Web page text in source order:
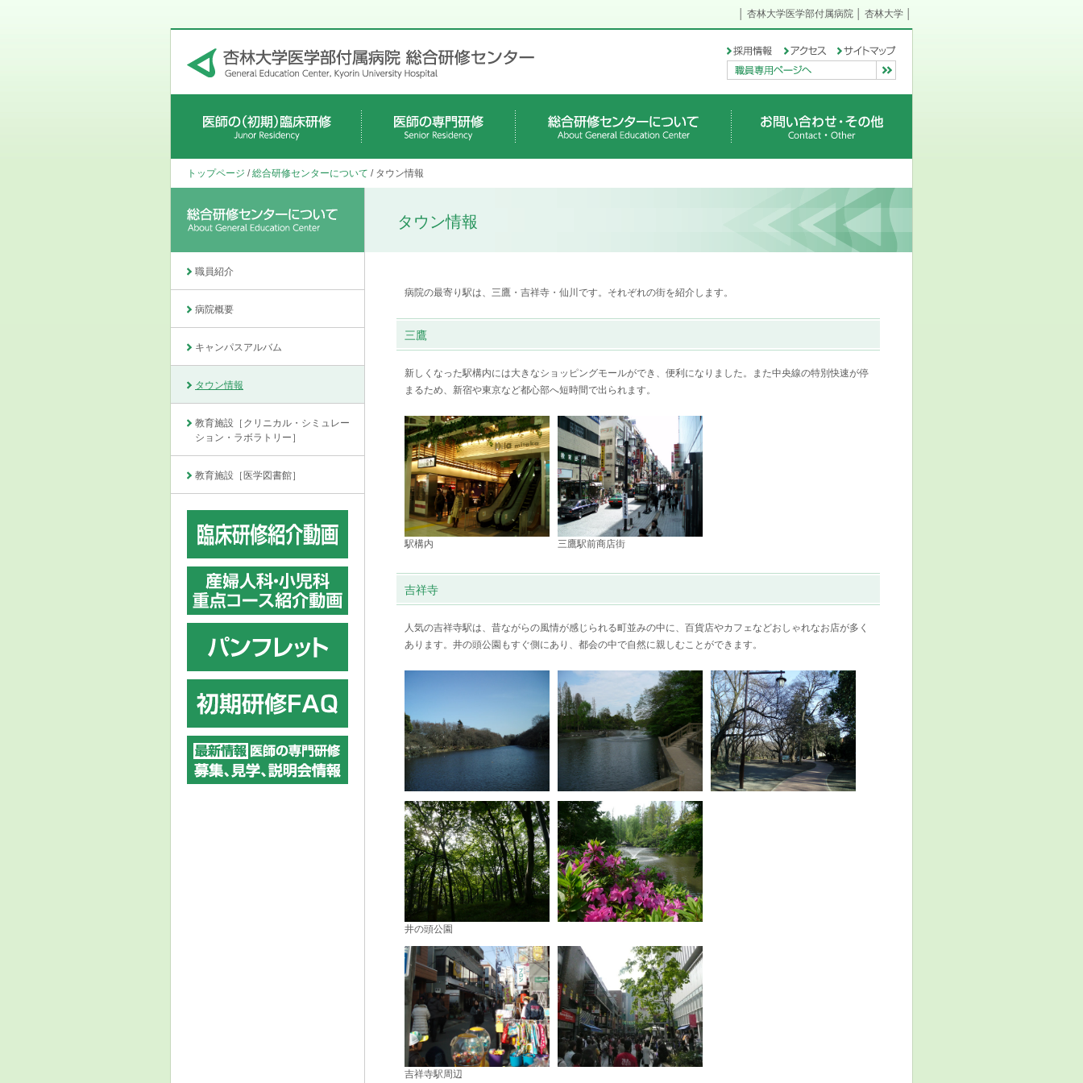
杏林大学医学部付属病院 杏林大学
初期研修プログラム
各科のプログラム
研修医の声
募集要項
待遇
病院見学・初期研修FAQ・スケジュー
ル
各科の専門研修プログラム
募集要項・待遇
専攻医募集、病院見学、診療科
説明会
専門医共通講習
ラボラトリー］
トップページ /総合研修センターについて / タウン情報
タウン情報
病院の最寄り駅は、三鷹・吉祥寺・仙川です。それぞれの街を紹介します。
三鷹
新しくなった駅構内には大きなショッピングモールができ、便利になりました。また中央線の特別快速が停
まるため、新宿や東京など都心部へ短時間で出られます。
駅構内 三鷹駅前商店街
吉祥寺
人気の吉祥寺駅は、昔ながらの風情が感じられる町並みの中に、百貨店やカフェなどおしゃれなお店が多く
あります。井の頭公園もすぐ側にあり、都会の中で自然に親しむことができます。
井の頭公園
吉祥寺駅周辺
職員紹介
病院概要
キャンパスアルバム
タウン情報
教育施設［クリニカル・シミュレー
ション・ラボラトリー］
教育施設［医学図書館］